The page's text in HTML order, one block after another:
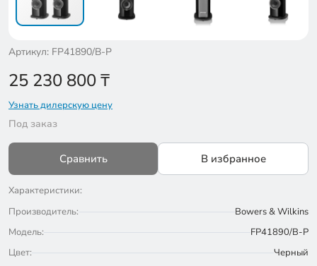
Артикул: FP41890/B-P
25 230 800₸
Узнать дилерскую цену
Под заказ
Сравнить В избранное
Характеристики:
Производитель:
Bowers & Wilkins
Модель:
FP41890/B-P
Цвет:
Черный